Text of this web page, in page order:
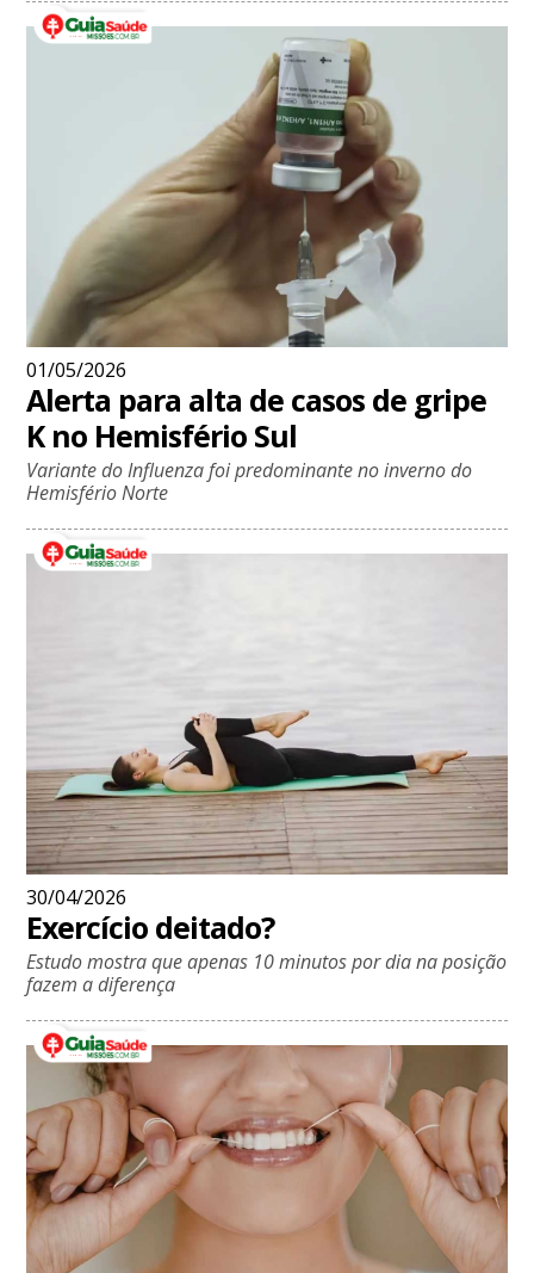
01/05/2026
Alerta para alta de casos de gripe
K no Hemisfério Sul
Variante do Influenza foi predominante no inverno do
Hemisfério Norte
30/04/2026
Exercício deitado?
Estudo mostra que apenas 10 minutos por dia na posição
fazem a diferença